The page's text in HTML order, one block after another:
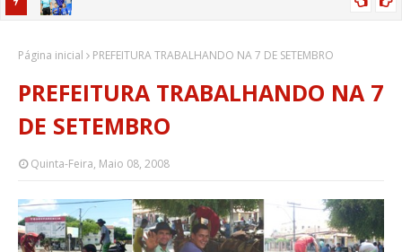
SALVADOR
Página inicial PREFEITURA TRABALHANDO NA 7 DE SETEMBRO
PREFEITURA TRABALHANDO NA 7
DE SETEMBRO
Quinta-Feira, Maio 08, 2008